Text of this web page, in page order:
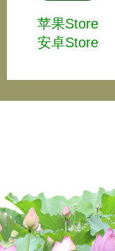
苹果Store
安卓Store